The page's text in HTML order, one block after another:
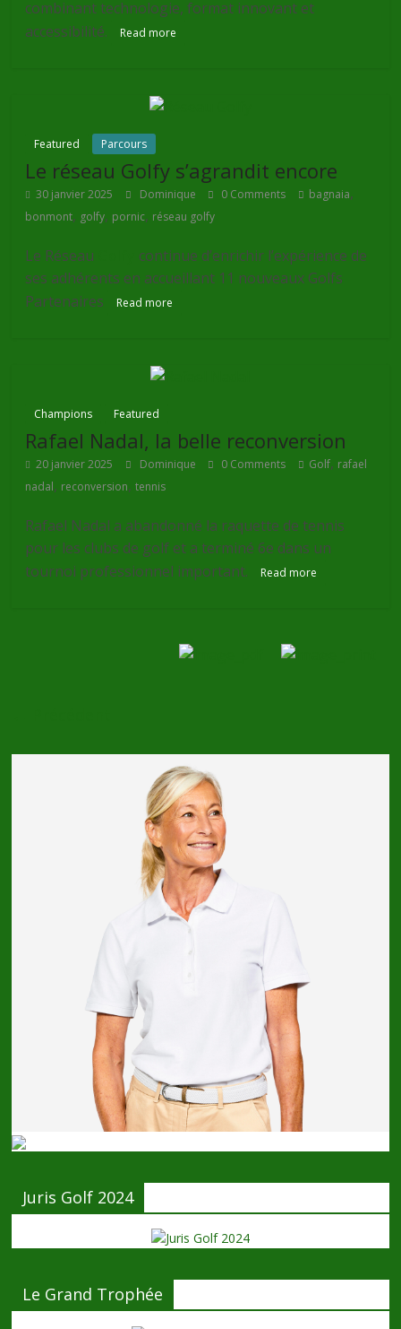
combinant technologie, format innovant et
accessibilité.
Read more
Featured Parcours
Le réseau Golfy s’agrandit encore
30 janvier 2025 Dominique 0 Comments bagnaia,
bonmont, golfy, pornic, réseau golfy
Le Réseau
continue d’enrichir l’expérience de
ses adhérents en accueillant 11 nouveaux Golfs
Partenaires
Read more
Champions Featured
Rafael Nadal, la belle reconversion
20 janvier 2025 Dominique 0 Comments Golf, rafael
nadal, reconversion,tennis
Rafael Nadal a abandonné la raquette de tennis
pour les clubs de golf et a terminé 6e dans un
tournoi professionnel important.
Read more
Juris Golf 2024
Le Grand Trophée